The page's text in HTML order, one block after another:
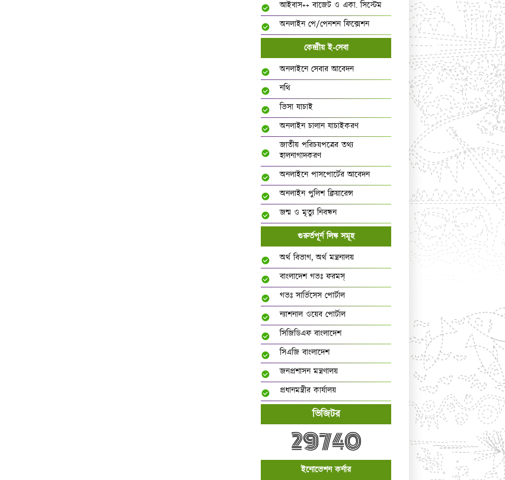
আইবাস++ বাজেট ও একা. সিস্টেম
অনলাইন পে/পেনশন ফিক্সেশন
কেন্দ্রীয় ই-সেবা
অনলাইনে সেবার আবেদন
নথি
ভিসা যাচাই
অনলাইন চালান যাচাইকরণ
জাতীয় পরিচয়পত্রের তথ্য
হালনাগাদকরণ
অনলাইনে পাসপোর্টের আবেদন
অনলাইন পুলিশ ক্লিয়ারেন্স
জন্ম ও মৃত্যু নিবন্ধন
গুরুর্তপূর্ন লিঙ্ক সমূহ
অর্থ বিভাগ, অর্থ মন্ত্রনালয়
বাংলাদেশ গভঃ ফরমস্‌
গভঃ সার্ভিসেস পোর্টাল
ন্যাশনাল ওয়েব পোর্টাল
সিজিডিএফ বাংলাদেশ
সিএজি বাংলাদেশ
জনপ্রশাসন মন্ত্রণালয়
প্রধানমন্ত্রীর কার্যালয়
ভিজিটর
29740
ইনোভেশন কর্নার